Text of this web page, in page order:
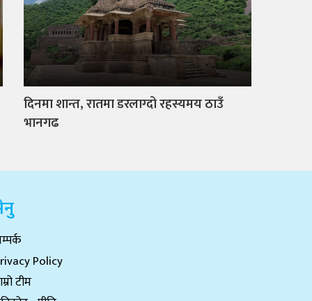
दिनमा शान्त, रातमा डरलाग्दो रहस्यमय ठाउँ
भानगढ
Policy
टीम